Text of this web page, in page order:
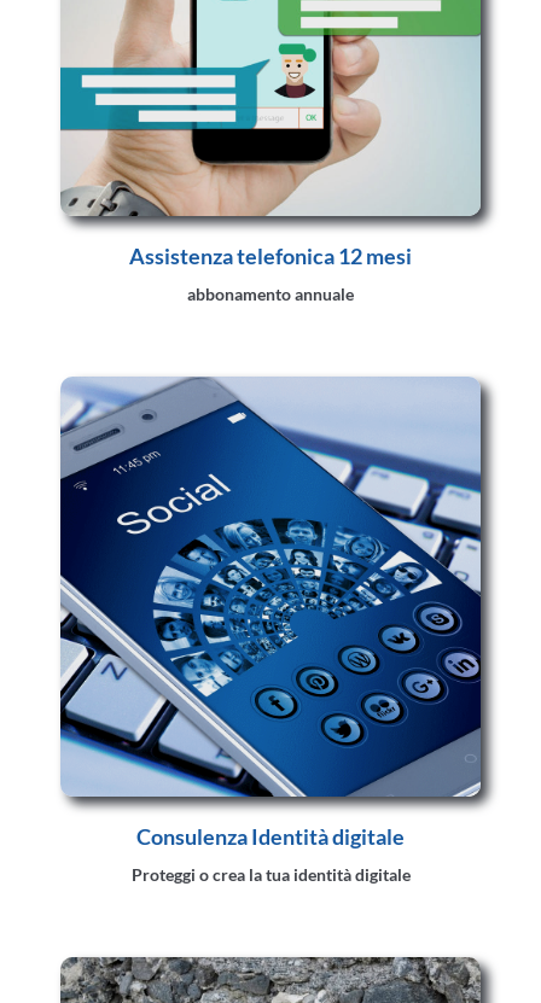
Assistenza telefonica 12 mesi
abbonamento annuale
Consulenza Identità digitale
Proteggi o crea la tua identità digitale